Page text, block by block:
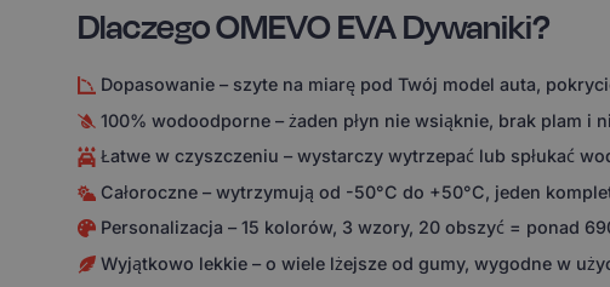
Dlaczego OMEVO EVA Dywaniki?
Dopasowanie – szyte na miarę pod Twój model auta,
100% wodoodporne – żaden płyn nie wsiąknie, brak plam i
Łatwe w czyszczeniu – wystarczy wytrzepać lub spłukać
Całoroczne – wytrzymują od -50°C do +50°C, jeden
Personalizacja – 15 kolorów, 3 wzory, 20 obszyć = ponad
Wyjątkowo lekkie – o wiele lżejsze od gumy, wygodne w